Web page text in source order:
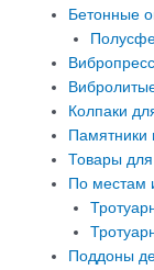
Бетонные
Колпаки
Памятники
Товары для
По местам
Поддоны